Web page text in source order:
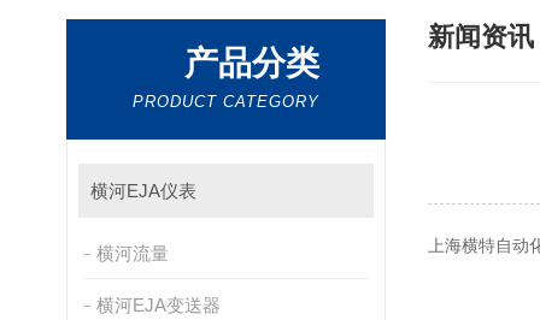
产品分类
PRODUCT CATEGORY
横河EJA仪表
横河流量
横河EJA变送器
新闻资讯
上海横特自动